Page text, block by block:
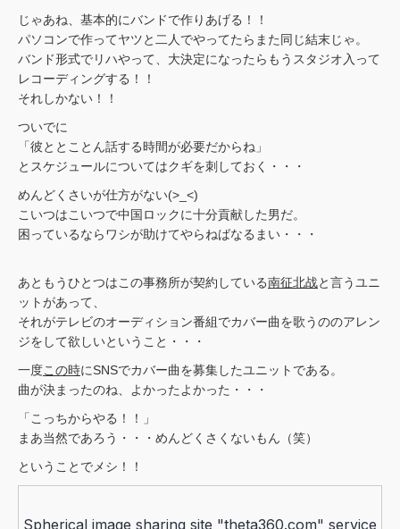
じゃあね、基本的にバンドで作りあげる！！
パソコンで作ってヤツと二人でやってたらまた同じ結末じゃ。
バンド形式でリハやって、大決定になったらもうスタジオ入って
レコーディングする！！
それしかない！！
ついでに
「彼ととことん話する時間が必要だからね」
とスケジュールについてはクギを刺しておく・・・
めんどくさいが仕方がない(>_<)
こいつはこいつで中国ロックに十分貢献した男だ。
困っているならワシが助けてやらねばなるまい・・・
あともうひとつはこの事務所が契約している南征北战と言うユニ
ットがあって、
それがテレビのオーディション番組でカバー曲を歌うののアレン
ジをして欲しいということ・・・
一度この時にSNSでカバー曲を募集したユニットである。
曲が決まったのね、よかったよかった・・・
「こっちからやる！！」
まあ当然であろう・・・めんどくさくないもん（笑）
ということでメシ！！